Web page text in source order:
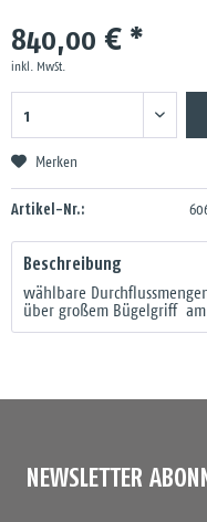
840,00 € *
inkl. MwSt.
Merken
Artikel-Nr.:
Beschreibung
wählbare
über großem Bügelgriff
NEWSLETTER